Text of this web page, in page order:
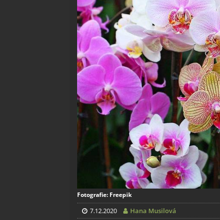
Fotografie: Freepik
7.12.2020 Hana Musilová